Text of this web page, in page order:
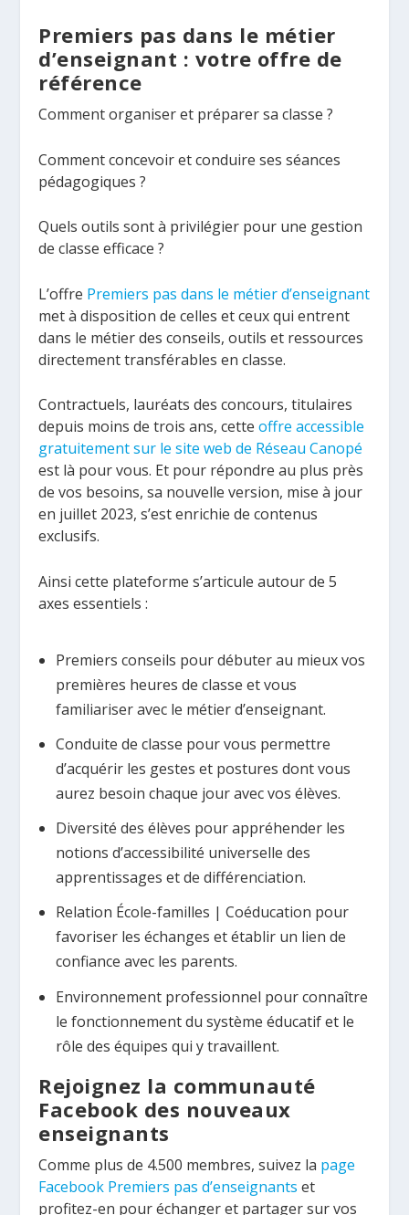
Premiers pas dans le métier
d’enseignant : votre offre de
référence
Comment organiser et préparer sa classe ?
Comment concevoir et conduire ses séances
pédagogiques ?
Quels outils sont à privilégier pour une gestion
de classe efficace ?
L’offre Premiers pas dans le métier d’enseignant
met à disposition de celles et ceux qui entrent
dans le métier des conseils, outils et ressources
directement transférables en classe.
Contractuels, lauréats des concours, titulaires
depuis moins de trois ans, cetteoffre accessible
gratuitement sur le site web de Réseau Canopé
est là pour vous. Et pour répondre au plus près
de vos besoins, sa nouvelle version, mise à jour
en juillet 2023, s’est enrichie de contenus
exclusifs.
Ainsi cette plateforme s’articule autour de 5
axes essentiels :
Premiers conseils pour débuter au mieux vos
premières heures de classe et vous
familiariser avec le métier d’enseignant.
Conduite de classe pour vous permettre
d’acquérir les gestes et postures dont vous
aurez besoin chaque jour avec vos élèves.
Diversité des élèves pour appréhender les
notions d’accessibilité universelle des
apprentissages et de différenciation.
Relation École-familles | Coéducation pour
favoriser les échanges et établir un lien de
confiance avec les parents.
Environnement professionnel pour connaître
le fonctionnement du système éducatif et le
rôle des équipes qui y travaillent.
Rejoignez la communauté
Facebook des nouveaux
enseignants
Comme plus de 4.500 membres, suivez la page
Facebook Premiers pas d’enseignants et
profitez-en pour échanger et partager sur vos